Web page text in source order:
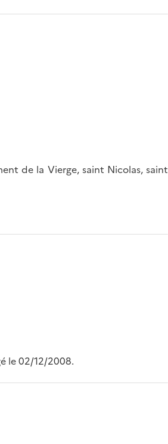
de la Vierge, saint Nicolas, saint
le 02/12/2008.